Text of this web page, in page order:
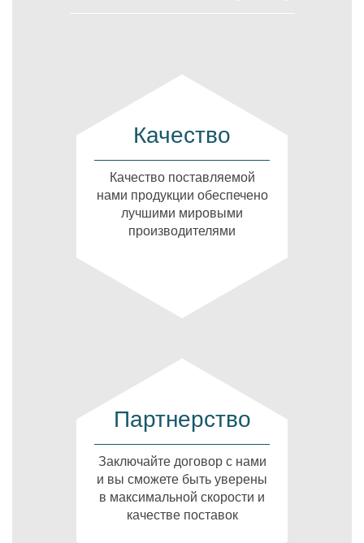
Качество
Качество поставляемой
нами продукции обеспечено
лучшими мировыми
производителями
Партнерство
Заключайте договор с нами
и вы сможете быть уверены
в максимальной скорости и
качестве поставок